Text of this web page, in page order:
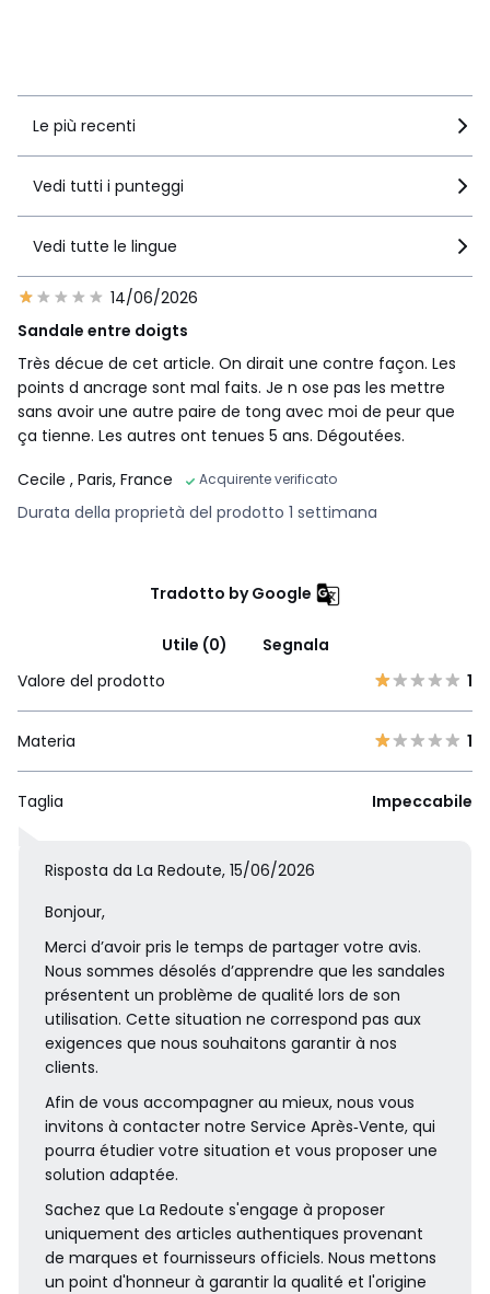
Le più recenti
Vedi tutti i punteggi
Vedi tutte le lingue
14/06/2026
Sandale entre doigts
Très décue de cet article. On dirait une contre façon. Les
points d ancrage sont mal faits. Je n ose pas les mettre
sans avoir une autre paire de tong avec moi de peur que
ça tienne. Les autres ont tenues 5 ans. Dégoutées.
Cecile , Paris, France Acquirente verificato
Durata della proprietà del prodotto 1 settimana
Tradotto by Google
Utile (0)
Segnala
Valore del prodotto
1
Materia 1
Taglia Impeccabile
Risposta da La Redoute, 15/06/2026
Bonjour,
Merci d’avoir pris le temps de partager votre avis.
Nous sommes désolés d’apprendre que les sandales
présentent un problème de qualité lors de son
utilisation. Cette situation ne correspond pas aux
exigences que nous souhaitons garantir à nos
clients.
Afin de vous accompagner au mieux, nous vous
invitons à contacter notre Service Après‑Vente, qui
pourra étudier votre situation et vous proposer une
solution adaptée.
Sachez que La Redoute s'engage à proposer
uniquement des articles authentiques provenant
de marques et fournisseurs officiels. Nous mettons
un point d'honneur à garantir la qualité et l'origine